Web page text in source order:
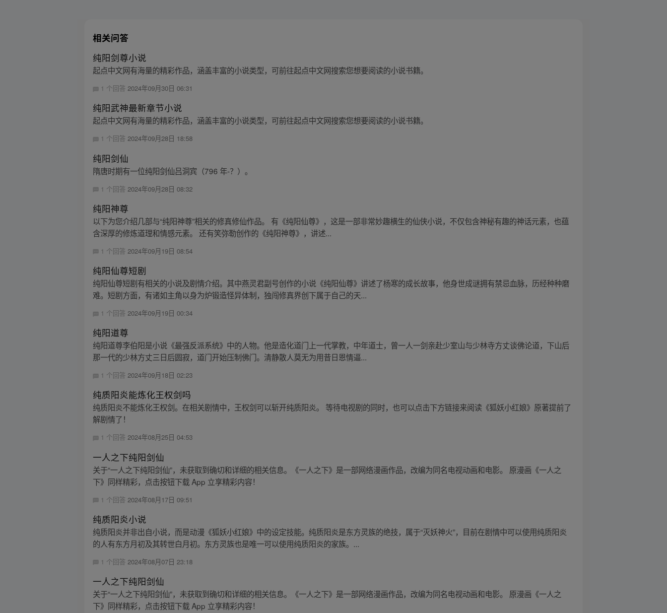
相关问答
纯阳剑尊小说
起点中文网有海量的精彩作品，涵盖丰富的小说类型，可前往起点中文网搜索您想要阅读的小说书籍。
1 个回答2024年09月30日 06:31
纯阳武神最新章节小说
起点中文网有海量的精彩作品，涵盖丰富的小说类型，可前往起点中文网搜索您想要阅读的小说书籍。
1 个回答2024年09月28日 18:58
纯阳剑仙
隋唐时期有一位纯阳剑仙吕洞宾（796 年-？）。
1 个回答 2024年09月28日 08:32
纯阳神尊
以下为您介绍几部与“纯阳神尊”相关的修真修仙作品。 有《纯阳仙尊》，这是一部非常妙趣横生的仙侠小说，不仅包含神秘有趣的神话元素，也蕴
含深厚的修炼道理和情感元素。 还有笑弥勒创作的《纯阳神尊》，讲述...
1 个回答 2024年09月19日 08:54
纯阳仙尊短剧
纯阳仙尊短剧有相关的小说及剧情介绍。其中燕灵君副号创作的小说《纯阳仙尊》讲述了杨寒的成长故事，他身世成谜拥有禁忌血脉，历经种种磨
难。短剧方面，有诸如主角以身为炉锻造怪异体制，独闯修真界创下属于自己的天...
1 个回答2024年09月19日 00:34
纯阳道尊
纯阳道尊李伯阳是小说《最强反派系统》中的人物。他是造化道门上一代掌教，中年道士，曾一人一剑亲赴少室山与少林寺方丈谈佛论道，下山后
那一代的少林方丈三日后圆寂，道门开始压制佛门。清静散人莫无为用昔日恩情逼...
1 个回答2024年09月18日 02:23
纯质阳炎能炼化王权剑吗
纯质阳炎不能炼化王权剑。在相关剧情中，王权剑可以斩开纯质阳炎。 等待电视剧的同时，也可以点击下方链接来阅读《狐妖小红娘》原著提前了
解剧情了！
1 个回答2024年08月25日 04:53
一人之下纯阳剑仙
关于“一人之下纯阳剑仙”，未获取到确切和详细的相关信息。《一人之下》是一部网络漫画作品，改编为同名电视动画和电影。 原漫画《一人之
下》同样精彩，点击按钮下载 App 立享精彩内容！
1 个回答 2024年08月17日 09:51
纯质阳炎小说
纯质阳炎并非出自小说，而是动漫《狐妖小红娘》中的设定技能。纯质阳炎是东方灵族的绝技，属于“灭妖神火”，目前在剧情中可以使用纯质阳炎
的人有东方月初及其转世白月初。东方灵族也是唯一可以使用纯质阳炎的家族。...
1 个回答 2024年08月07日 23:18
一人之下纯阳剑仙
关于“一人之下纯阳剑仙”，未获取到确切和详细的相关信息。《一人之下》是一部网络漫画作品，改编为同名电视动画和电影。 原漫画《一人之
下》同样精彩，点击按钮下载 App 立享精彩内容！